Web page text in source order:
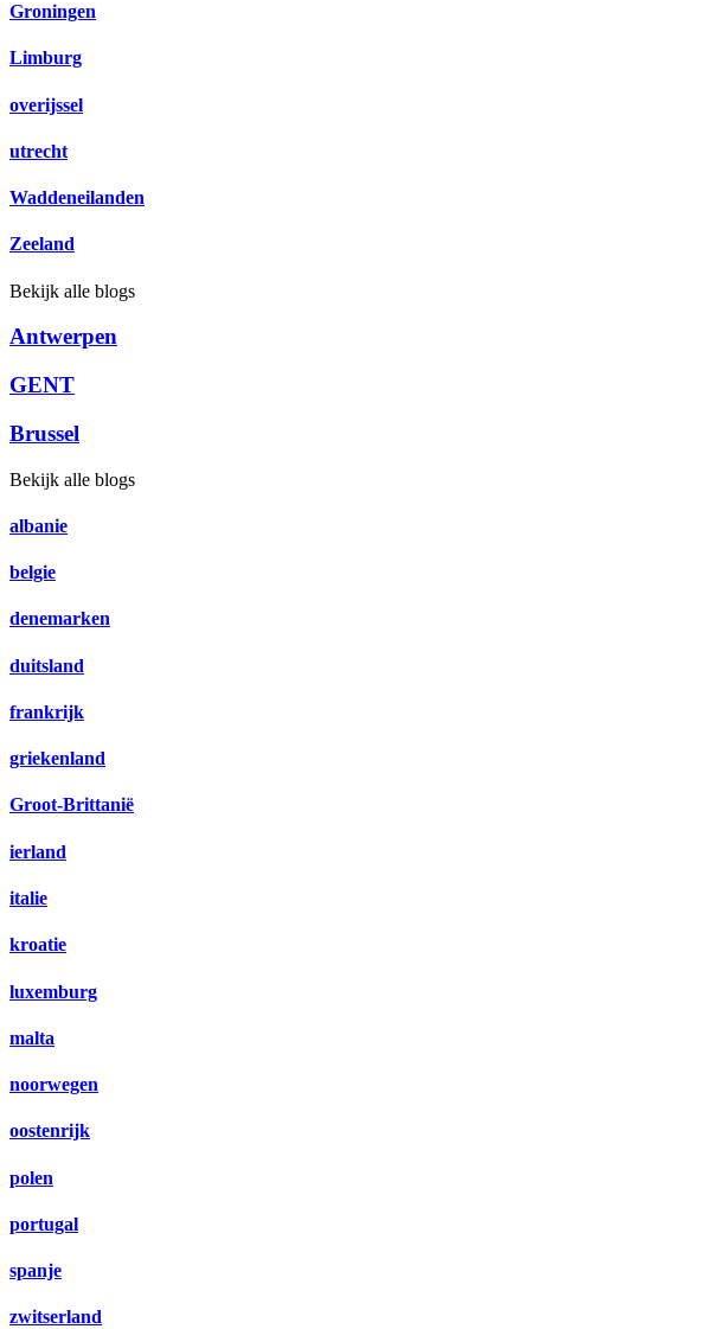
Groningen
Limburg
overijssel
utrecht
Waddeneilanden
Zeeland
Bekijk alle blogs
Antwerpen
GENT
Brussel
Bekijk alle blogs
albanie
belgie
denemarken
duitsland
frankrijk
griekenland
Groot-Brittanië
ierland
italie
kroatie
luxemburg
malta
noorwegen
oostenrijk
polen
portugal
spanje
zwitserland